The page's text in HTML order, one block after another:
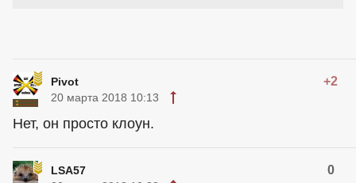
Pivot +2
20 марта 2018 10:13
Нет, он просто клоун.
LSA57 0